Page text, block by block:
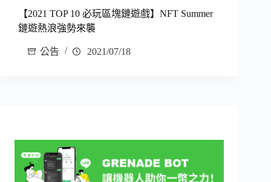
【2021 TOP 10 必玩區塊鏈遊戲】NFT Summer
鏈遊熱浪強勢來襲
公告 2021/07/18